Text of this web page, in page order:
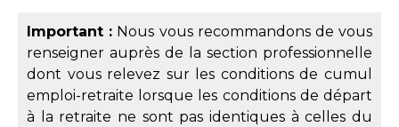
Important : Nous vous recommandons de vous
renseigner auprès de la section professionnelle
dont vous relevez sur les conditions de cumul
emploi-retraite lorsque les conditions de départ
à la retraite ne sont pas identiques à celles du